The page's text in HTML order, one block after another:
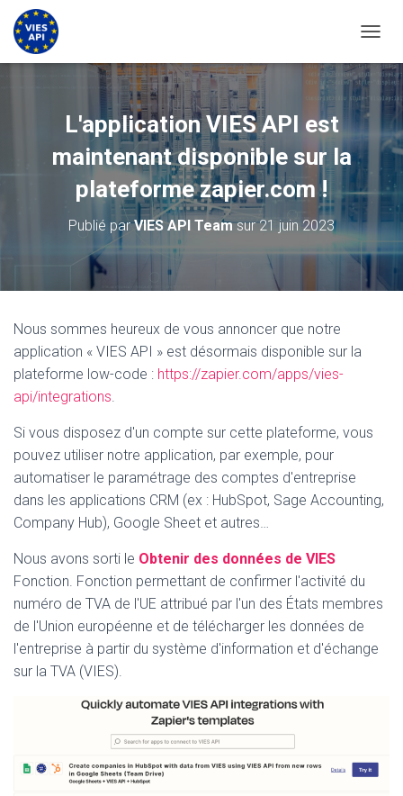
L'application VIES API est
maintenant disponible sur la
plateforme zapier.com !
Publié parVIES API Teamsur21 juin 2023
Nous sommes heureux de vous annoncer que notre
application « VIES API » est désormais disponible sur la
plateforme low-code : https://zapier.com/apps/vies-
api/integrations.
Si vous disposez d'un compte sur cette plateforme, vous
pouvez utiliser notre application, par exemple, pour
automatiser le paramétrage des comptes d'entreprise
dans les applications CRM (ex : HubSpot, Sage Accounting,
Company Hub), Google Sheet et autres…
Nous avons sorti le Obtenir des données de VIES
Fonction. Fonction permettant de confirmer l'activité du
numéro de TVA de l'UE attribué par l'un des États membres
de l'Union européenne et de télécharger les données de
l'entreprise à partir du système d'information et d'échange
sur la TVA (VIES).